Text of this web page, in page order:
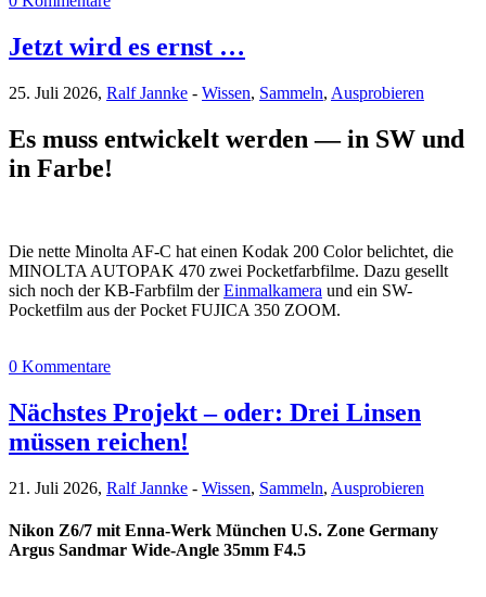
Jetzt wird es ernst …
25. Juli 2026, Ralf Jannke - Wissen, Sammeln, Ausprobieren
Es muss entwickelt werden — in SW und
in Farbe!
Die nette Minolta AF-C hat einen Kodak 200 Color belichtet, die
MINOLTA AUTOPAK 470 zwei Pocketfarbfilme. Dazu gesellt
sich noch der KB-Farbfilm derEinmalkamera und ein SW-
Pocketfilm aus der Pocket FUJICA 350 ZOOM.
0 Kommentare
Nächstes Projekt – oder: Drei Linsen
müssen reichen!
21. Juli 2026, Ralf Jannke - Wissen, Sammeln, Ausprobieren
Nikon Z6/7 mit Enna-Werk München U.S. Zone Germany
Argus Sandmar Wide-Angle 35mm F4.5